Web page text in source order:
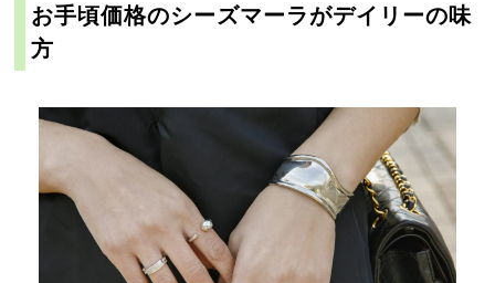
お手頃価格のシーズマーラがデイリーの味
方